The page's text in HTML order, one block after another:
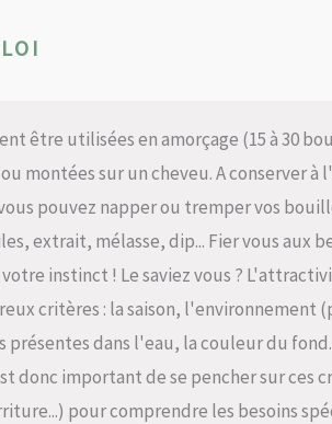
être utilisées en amorçage (15 à 30
montées sur un cheveu. A conserver
pouvez napper ou tremper vos
extrait, mélasse, dip... Fier vous aux
instinct ! Le saviez vous ?
critères : la saison, l'environnement
présentes dans l'eau, la couleur du
donc important de se pencher sur ces
pour comprendre les besoins